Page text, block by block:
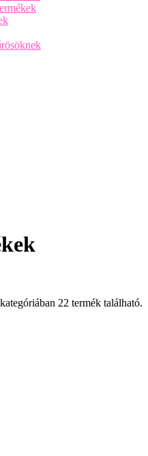
22 termék található.